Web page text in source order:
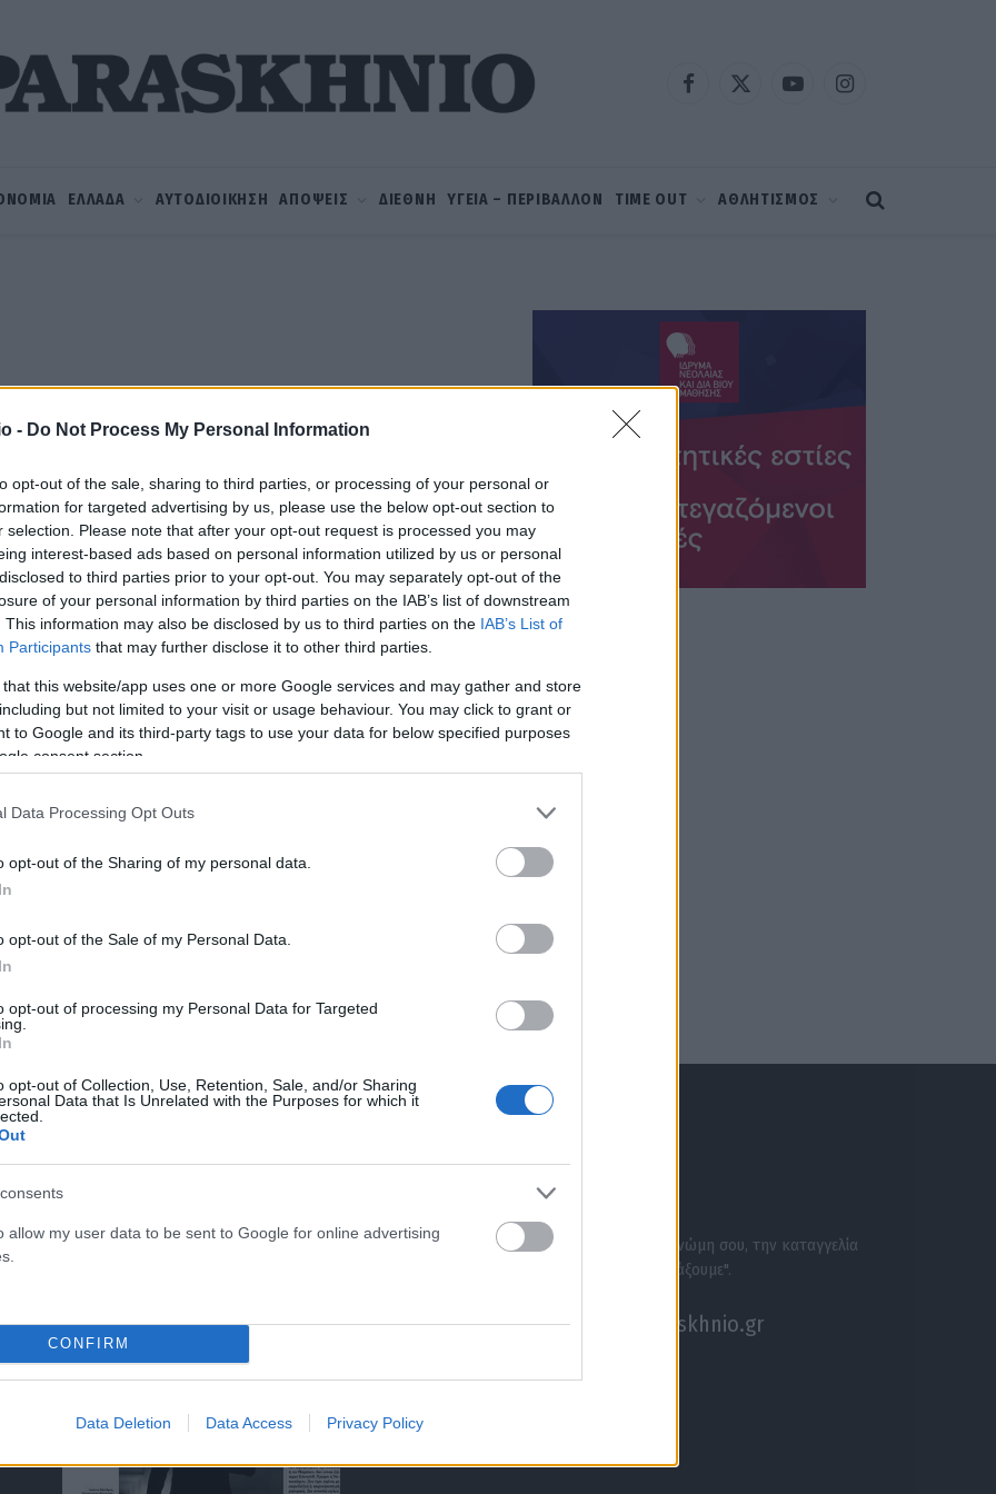
- Do Not Process My Personal Information
opt-out of the sale, sharing to third parties, or processing of your personal or
for targeted advertising by us, please use the below opt-out section to
selection. Please note that after your opt-out request is processed you may
interest-based ads based on personal information utilized by us or personal
to third parties prior to your opt-out. You may separately opt-out of the
of your personal information by third parties on the IAB’s list of downstream
This information may also be disclosed by us to third parties on the IAB’s List of
Participants that may further disclose it to other third parties.
that this website/app uses one or more Google services and may gather and store
but not limited to your visit or usage behaviour. You may click to grant or
to Google and its third-party tags to use your data for below specified purposes
consent section.
Data Processing Opt Outs
opt-out of the Sharing of my personal data.
opt-out of the Sale of my Personal Data.
opt-out of processing my Personal Data for Targeted
opt-out of Collection, Use, Retention, Sale, and/or Sharing
Data that Is Unrelated with the Purposes for which it
allow my user data to be sent to Google for online advertising
CONFIRM
Data Deletion Data Access Privacy Policy
Facebook
X
YouTubeInstagram
ΕΛΛΑΔΑ ΑΥΤΟΔΙΟΙΚΗΣΗ ΑΠΟΨΕΙΣ ΔΙΕΘΝΗ ΥΓΕΙΑ – ΠΕΡΙΒΑΛΛΟΝ TIME OUT ΑΘΛΗΤΙΣΜΟΣ
Τηλεφώνημα για βόμβα σε Intercity που
εκτελούσε το δρομολόγιο Αθήνα –
Θεσσαλονίκη – Aκινητοποιήθηκε η
αμαξοστοιχία
ΑΝΑΡΤΗΘΗΚΕ ΑΠΟ GEORGIOSXT@GMAIL.COM
δρομολόγιο Αθήνα – Θεσσαλονίκη, βρίσκεται
Στείλε την άποψή σου, τη γνώμη σου, την καταγγελία
σου, ή αν θέλεις κάτι να "ψάξουμε".
akouseme@paraskhnio.gr